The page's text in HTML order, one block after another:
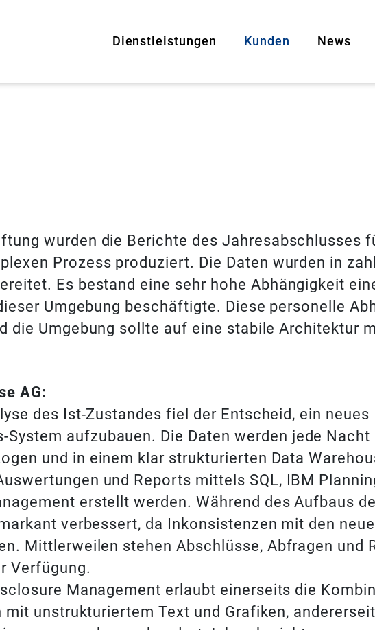
Dienstleistungen Kunden News
wurden die Berichte des Jahresabschlusses
Prozess produziert. Die Daten wurden in
Es bestand eine sehr hohe Abhängigkeit
Umgebung beschäftigte. Diese personelle
die Umgebung sollte auf eine stabile Architektur
AG:
des Ist-Zustandes fiel der Entscheid, ein neues
aufzubauen. Die Daten werden jede Nacht
und in einem klar strukturierten Data
und Reports mittels SQL, IBM
erstellt werden. Während des Aufbaus
verbessert, da Inkonsistenzen mit den
Mittlerweilen stehen Abschlüsse, Abfragen und
Verfügung.
Management erlaubt einerseits die
unstrukturiertem Text und Grafiken,